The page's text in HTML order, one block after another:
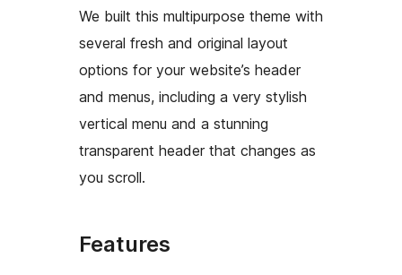
We built this multipurpose theme with
several fresh and original layout
options for your website’s header
and menus, including a very stylish
vertical menu and a stunning
transparent header that changes as
you scroll.
Features